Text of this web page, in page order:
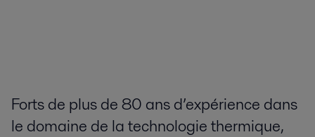
Forts de plus de 80 ans d’expérience dans
le domaine de la technologie thermique,